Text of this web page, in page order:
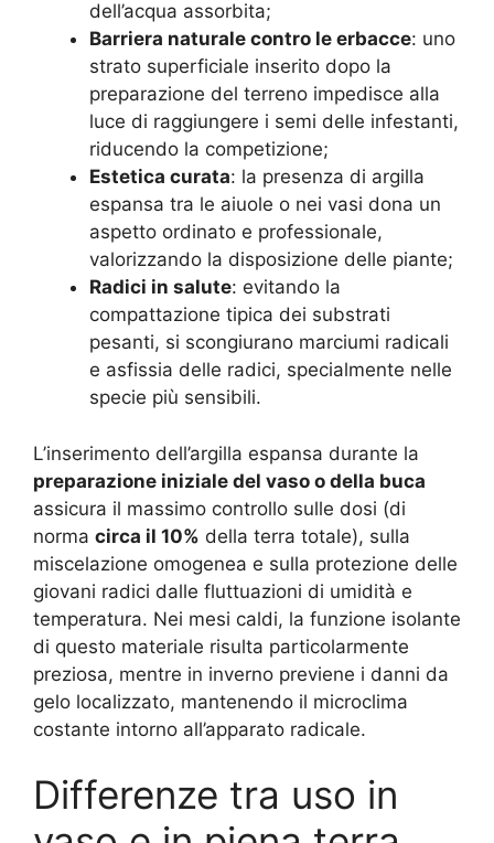
dell’acqua assorbita;
Barriera naturale contro le erbacce: uno
strato superficiale inserito dopo la
preparazione del terreno impedisce alla
luce di raggiungere i semi delle infestanti,
riducendo la competizione;
Estetica curata: la presenza di argilla
espansa tra le aiuole o nei vasi dona un
aspetto ordinato e professionale,
valorizzando la disposizione delle piante;
Radici in salute: evitando la
compattazione tipica dei substrati
pesanti, si scongiurano marciumi radicali
e asfissia delle radici, specialmente nelle
specie più sensibili.
L’inserimento dell’argilla espansa durante la
preparazione iniziale del vaso o della buca
assicura il massimo controllo sulle dosi (di
norma circa il 10% della terra totale), sulla
miscelazione omogenea e sulla protezione delle
giovani radici dalle fluttuazioni di umidità e
temperatura. Nei mesi caldi, la funzione isolante
di questo materiale risulta particolarmente
preziosa, mentre in inverno previene i danni da
gelo localizzato, mantenendo il microclima
costante intorno all’apparato radicale.
Differenze tra uso in